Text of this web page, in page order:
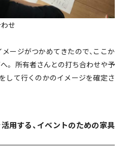
せ
ージがつかめてきたので、ここか
。 所有者さんとの打ち合わせや予
して行くのかのイメージを確定さ
用する、イベントのための家具